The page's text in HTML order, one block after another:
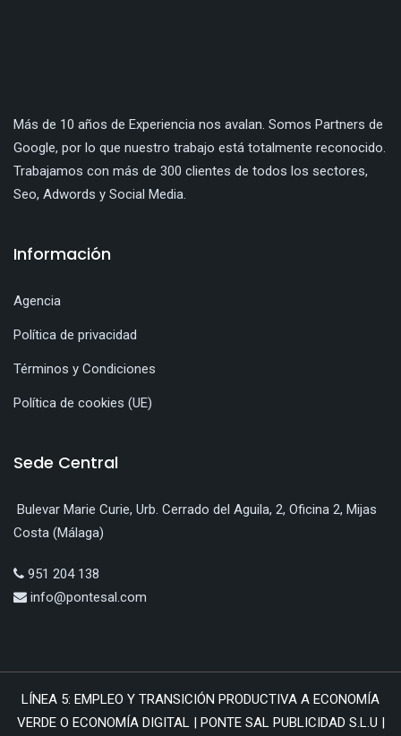
Más de 10 años de Experiencia nos avalan. Somos Partners de
Google, por lo que nuestro trabajo está totalmente reconocido.
Trabajamos con más de 300 clientes de todos los sectores,
Seo, Adwords y Social Media.
Información
Agencia
Política de privacidad
Términos y Condiciones
Política de cookies (UE)
Sede Central
Bulevar Marie Curie, Urb. Cerrado del Aguila, 2, Oficina 2, Mijas
Costa (Málaga)
951 204 138
info@pontesal.com
LÍNEA 5: EMPLEO Y TRANSICIÓN PRODUCTIVA A ECONOMÍA
VERDE O ECONOMÍA DIGITAL | PONTE SAL PUBLICIDAD S.L.U |